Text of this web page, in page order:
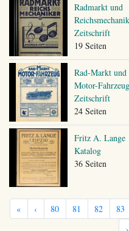
Radmarkt und
Zeitschrift
19 Seiten
Rad-Markt und
Motor-Fahrzeug
Zeitschrift
24 Seiten
Fritz A. Lange
Katalog
36 Seiten
« ‹ 80 81 82 83
›